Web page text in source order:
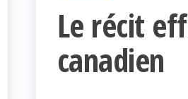
Le récit
canadien